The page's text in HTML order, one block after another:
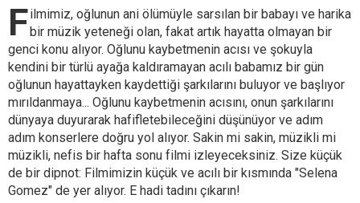
Filmimiz, oğlunun ani ölümüyle sarsılan bir babayı ve harika
bir müzik yeteneği olan, fakat artık hayatta olmayan bir
genci konu alıyor. Oğlunu kaybetmenin acısı ve şokuyla
kendini bir türlü ayağa kaldıramayan acılı babamız bir gün
oğlunun hayattayken kaydettiği şarkılarını buluyor ve başlıyor
mırıldanmaya... Oğlunu kaybetmenin acısını, onun şarkılarını
dünyaya duyurarak hafifletebileceğini düşünüyor ve adım
adım konserlere doğru yol alıyor. Sakin mi sakin, müzikli mi
müzikli, nefis bir hafta sonu filmi izleyeceksiniz. Size küçük
de bir dipnot: Filmimizin küçük ve acılı bir kısmında "Selena
Gomez" de yer alıyor. E hadi tadını çıkarın!